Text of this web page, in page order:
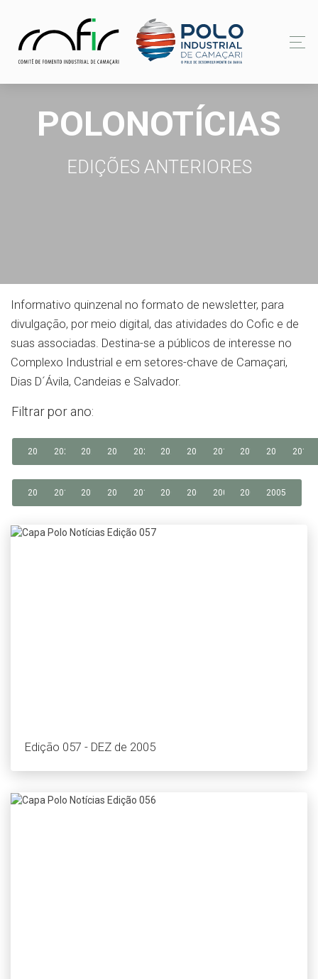
POLONOTÍCIAS
EDIÇÕES ANTERIORES
Informativo quinzenal no formato de newsletter, para
divulgação, por meio digital, das atividades do Cofic e de
suas associadas. Destina-se a públicos de interesse no
Complexo Industrial e em setores-chave de Camaçari,
Dias D´Ávila, Candeias e Salvador.
Filtrar por ano:
2026 2025 2024 2023 2022 2021 2020 2019 2018 2017 2016
2014 2013 2012 2011 2010 2009 2008 2007 2006 2005
Edição 057 - DEZ de 2005